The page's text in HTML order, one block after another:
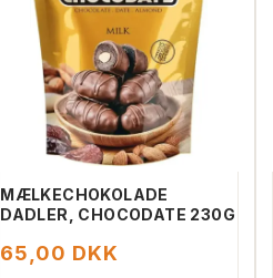
MÆLKECHOKOLADE
DADLER, CHOCODATE 230G
65,00 DKK